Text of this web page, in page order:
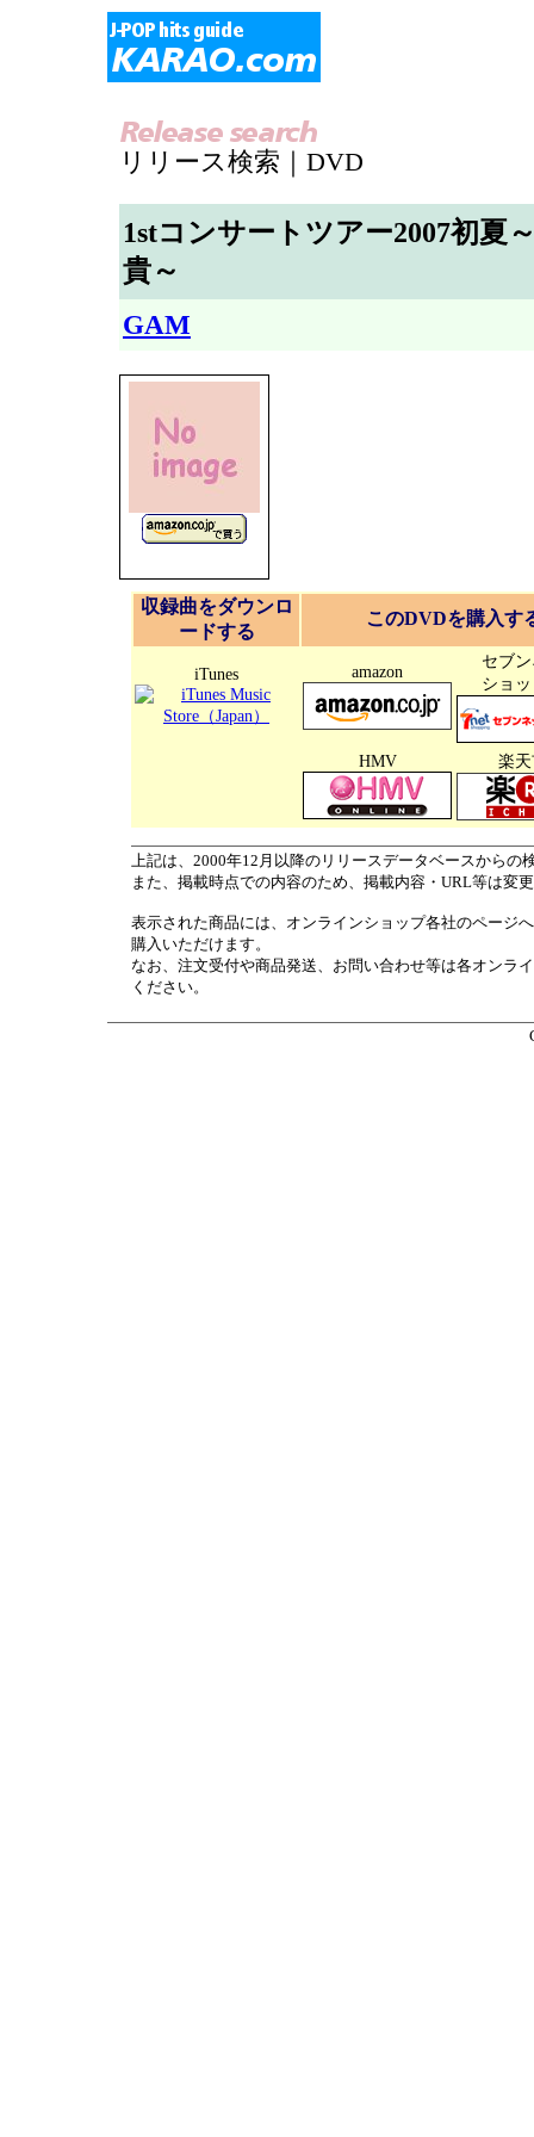
リリース検索｜DVD
1stコンサートツアー2007初夏
貴～
GAM
収録曲をダウンロ
ードする
このDVDを購入す
iTunes amazon
セブ
ショ
HMV 楽
上記は、2000年12月以降のリリースデータベースからの
また、掲載時点での内容のため、掲載内容・URL等は変
表示された商品には、オンラインショップ各社のページ
購入いただけます。
なお、注文受付や商品発送、お問い合わせ等は各オンラ
ください。